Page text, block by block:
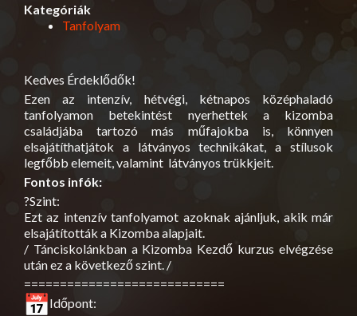
Kategóriák
Tanfolyam
Kedves Érdeklődők!
Ezen az intenzív, hétvégi, kétnapos középhaladó
tanfolyamon betekintést nyerhettek a kizomba
családjába tartozó más műfajokba is, könnyen
elsajátíthatjátok a látványos technikákat, a stílusok
legfőbb elemeit, valamint látványos trükkjeit.
Fontos infók:
?Szint:
Ezt az intenzív tanfolyamot azoknak ajánljuk, akik már
elsajátították a Kizomba alapjait.
/ Tánciskolánkban a Kizomba Kezdő kurzus elvégzése
után ez a következő szint. /
============================
Időpont: